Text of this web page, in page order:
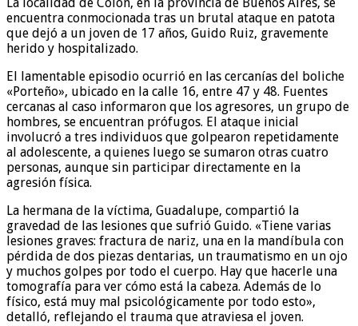
encuentra conmocionada tras un brutal ataque en patota
que dejó a un joven de 17 años, Guido Ruiz, gravemente
herido y hospitalizado.
El lamentable episodio ocurrió en las cercanías del boliche
«Porteño», ubicado en la calle 16, entre 47 y 48. Fuentes
cercanas al caso informaron que los agresores, un grupo de
hombres, se encuentran prófugos. El ataque inicial
involucró a tres individuos que golpearon repetidamente
al adolescente, a quienes luego se sumaron otras cuatro
personas, aunque sin participar directamente en la
agresión física.
La hermana de la víctima, Guadalupe, compartió la
gravedad de las lesiones que sufrió Guido. «Tiene varias
lesiones graves: fractura de nariz, una en la mandíbula con
pérdida de dos piezas dentarias, un traumatismo en un ojo
y muchos golpes por todo el cuerpo. Hay que hacerle una
tomografía para ver cómo está la cabeza. Además de lo
físico, está muy mal psicológicamente por todo esto»,
detalló, reflejando el trauma que atraviesa el joven.